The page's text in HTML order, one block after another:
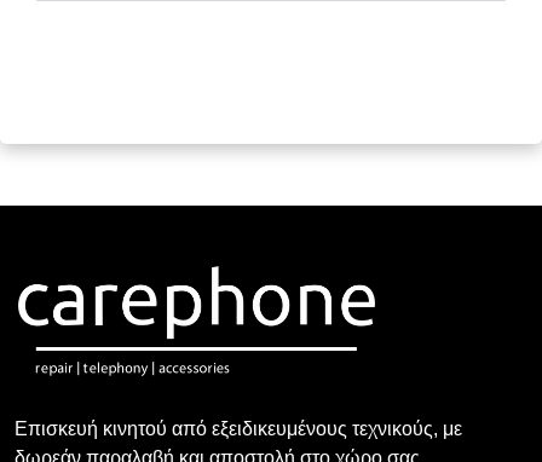
Επισκευή κινητού από εξειδικευμένους τεχνικούς, με